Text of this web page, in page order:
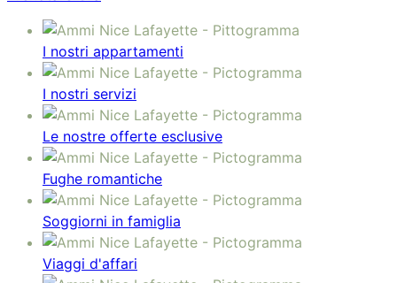
I nostri appartamenti
I nostri servizi
Le nostre offerte esclusive
Fughe romantiche
Soggiorni in famiglia
Viaggi d'affari